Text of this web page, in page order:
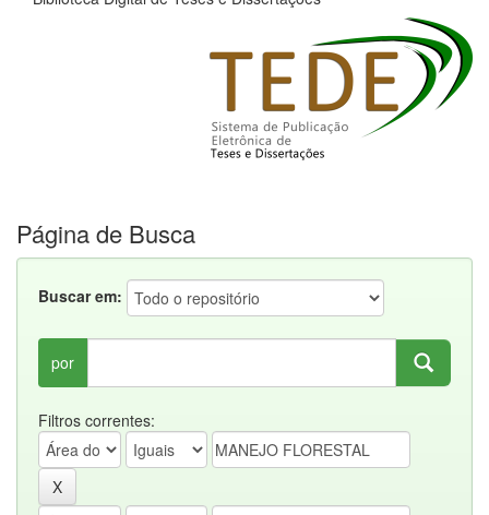
Página de Busca
Buscar em:
por
Filtros correntes: